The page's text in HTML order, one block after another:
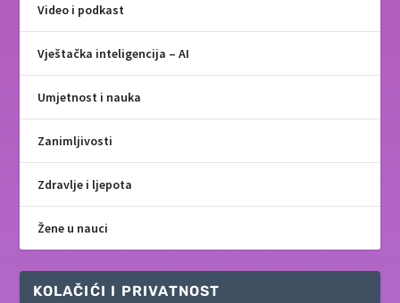
Video i podkast
Vještačka inteligencija – AI
Umjetnost i nauka
Zanimljivosti
Zdravlje i ljepota
Žene u nauci
KOLAČIĆI I PRIVATNOST